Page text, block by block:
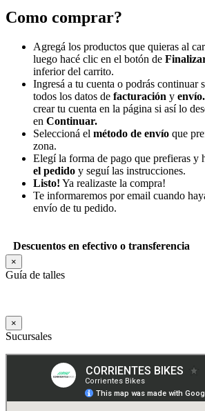
Como comprar?
Agregá los productos que quieras al
luego hacé clic en el botón de
inferior del carrito.
Ingresá a tu cuenta o podrás continuar
todos los datos de facturación y envío.
crear tu cuenta en la página si así lo
en Continuar.
Seleccioná el método de envío que
zona.
Elegí la forma de pago que prefieras y
el pedido y seguí las instrucciones.
Listo! Ya realizaste la compra!
Te informaremos por email cuando
envío de tu pedido.
Descuentos en efectivo o transferencia
×
Guía de talles
×
Sucursales